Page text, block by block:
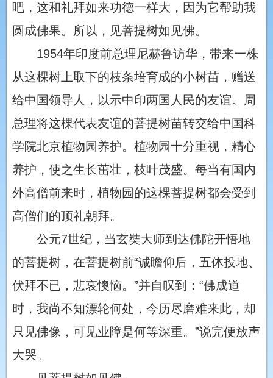
吧，这和礼拜如来功德一样大，因为它帮助我
圆成佛果。所以，见菩提树如见佛。
1954年印度前总理尼赫鲁访华，带来一株
从这棵树上取下的枝条培育成的小树苗，赠送
给中国领导人，以示中印两国人民的友谊。周
总理将这棵代表友谊的菩提树苗转交给中国科
学院北京植物园养护。植物园十分重视，精心
养护，使之生长茁壮，枝叶茂盛。每当有国内
外高僧前来时，植物园的这棵菩提树都会受到
高僧们的顶礼朝拜。
公元7世纪，当玄奘大师到达佛陀开悟地
的菩提树，在菩提树前“诚瞻仰后，五体投地、
伏拜不已，悲哀懊恼。”并自叹到：“佛成道
时，我尚不知漂轮何处，今历尽磨难来此，却
只见佛像，可见业障是何等深重。”说完便放声
大哭。